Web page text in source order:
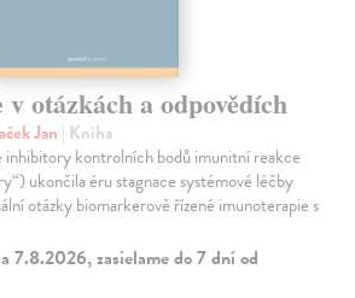
otázkách a odpovědích
Jan | Kniha
kontrolních bodů imunitní reakce
ukončila éru stagnace systémové léčby
otázky biomarkerově řízené imunoterapie s
7.8.2026, zasielame do 7 dní od